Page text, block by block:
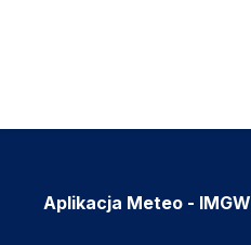
Aplikacja Meteo - IMGW